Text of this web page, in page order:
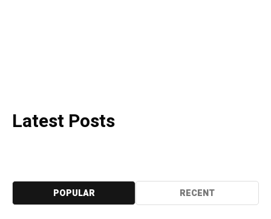
Latest Posts
POPULAR RECENT